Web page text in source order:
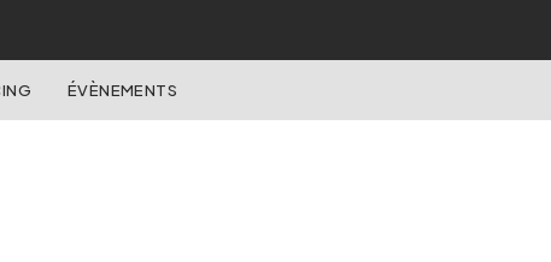
ÉVÈNEMENTS